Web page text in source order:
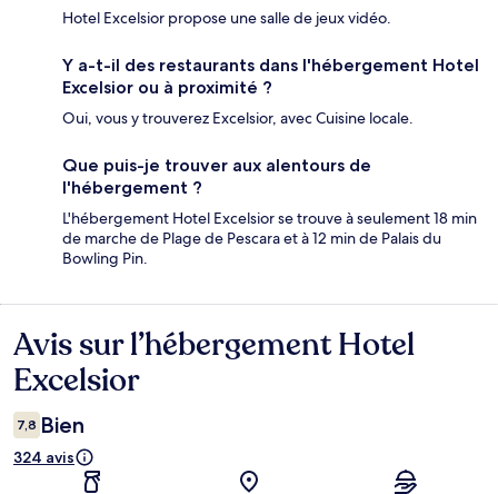
Hotel Excelsior propose une salle de jeux vidéo.
Y a-t-il des restaurants dans l'hébergement Hotel
Excelsior ou à proximité ?
Oui, vous y trouverez Excelsior, avec Cuisine locale.
Que puis-je trouver aux alentours de
l'hébergement ?
L'hébergement Hotel Excelsior se trouve à seulement 18 min
de marche de Plage de Pescara et à 12 min de Palais du
Bowling Pin.
Avis
Avis sur l’hébergement Hotel
Excelsior
7,8 Bien
324 avis